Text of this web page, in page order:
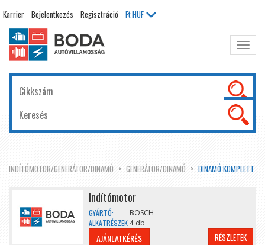
Karrier Bejelentkezés Regisztráció FtHUF
INDÍTÓMOTOR/GENERÁTOR/DINAMÓ GENERÁTOR/DINAMÓ DINAMÓ KOMPLETT
Indítómotor
GYÁRTÓ:
BOSCH
ALKATRÉSZEK:4 db
AJÁNLATKÉRÉS RÉSZLETEK